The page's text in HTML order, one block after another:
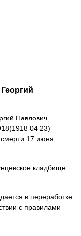
Павлович
04 23)
17 июня
кладбище …
в переработке.
с правилами